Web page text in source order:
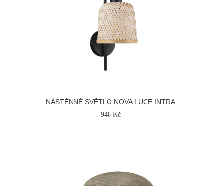
NÁSTĚNNÉ SVĚTLO NOVA LUCE INTRA
948 Kč